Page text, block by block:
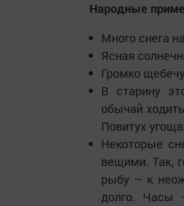
Народные
Много снега
Ясная
Громко
В старину
обычай
Повитух
Некоторые
вещими. Так,
рыбу – к
долго. Часы